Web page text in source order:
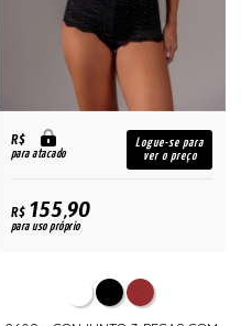
R$
para atacado
Logue-se para
ver o preço
R$155,90
para uso próprio